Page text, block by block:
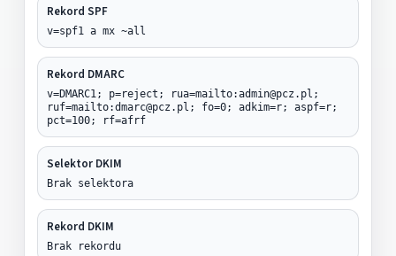
Rekord SPF
v=spf1 a mx ~all
Rekord DMARC
v=DMARC1; p=reject; rua=mailto:admin@pcz.pl;
ruf=mailto:dmarc@pcz.pl; fo=0; adkim=r; aspf=r;
pct=100; rf=afrf
Selektor DKIM
Brak selektora
Rekord DKIM
Brak rekordu